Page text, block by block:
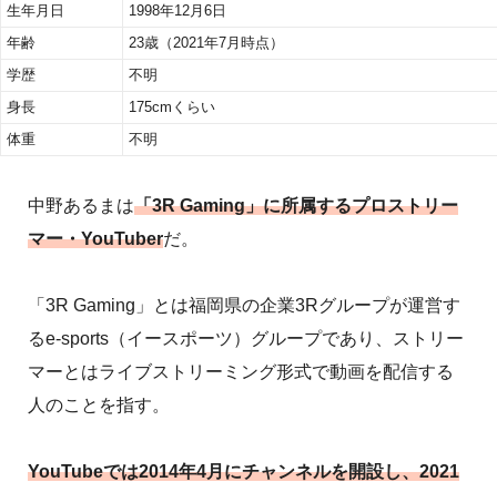
生年月日
1998年12月6日
年齢
23歳（2021年7月時点）
学歴
不明
身長
175cmくらい
体重
不明
中野あるまは「3R Gaming」に所属するプロストリー
マー・YouTuberだ。
「3R Gaming」とは福岡県の企業3Rグループが運営す
るe-sports（イースポーツ）グループであり、ストリー
マーとはライブストリーミング形式で動画を配信する
人のことを指す。
YouTubeでは2014年4月にチャンネルを開設し、2021